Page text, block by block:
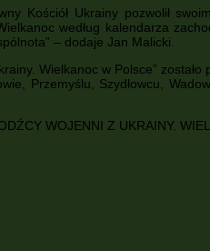
Kościół Ukrainy pozwolił
według kalendarza
– dodaje Jan Malicki.
Wielkanoc w Polsce”
Przemyślu, Szydłowcu,
WOJENNI Z UKRAINY.